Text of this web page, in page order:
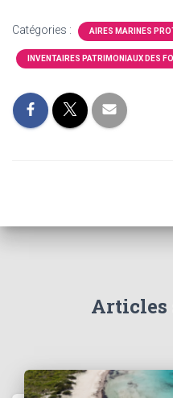
Catégories : AIRES MARINES
INVENTAIRES PATRIMONIAUX DES